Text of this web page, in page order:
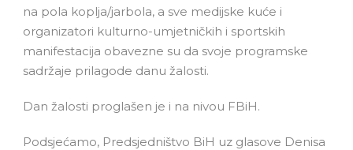
na pola koplja/jarbola, a sve medijske kuće i
organizatori kulturno-umjetničkih i sportskih
manifestacija obavezne su da svoje programske
sadržaje prilagode danu žalosti.
Dan žalosti proglašen je i na nivou FBiH.
Podsjećamo, Predsjedništvo BiH uz glasove Denisa